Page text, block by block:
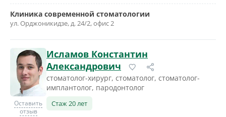
Клиника современной стоматологии
ул. Орджоникидзе, д. 24/2, офис 2
Оставить
отзыв
Исламов Константин
Александрович
стоматолог-хирург, стоматолог, стоматолог-
имплантолог, пародонтолог
Стаж 20 лет